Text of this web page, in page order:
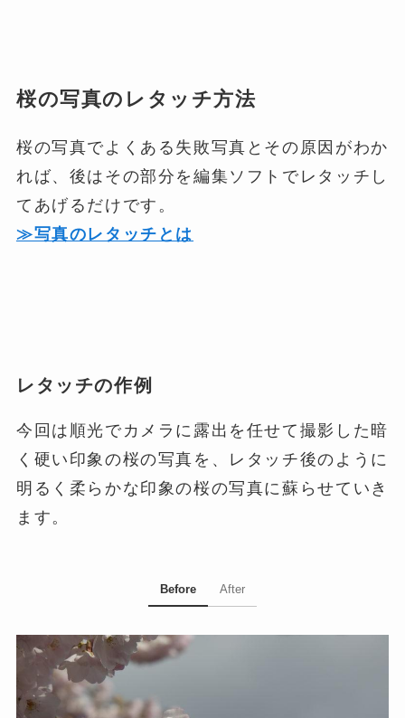
桜の写真のレタッチ方法
桜の写真でよくある失敗写真とその原因がわか
れば、後はその部分を編集ソフトでレタッチし
てあげるだけです。
≫写真のレタッチとは
レタッチの作例
今回は順光でカメラに露出を任せて撮影した暗
く硬い印象の桜の写真を、レタッチ後のように
明るく柔らかな印象の桜の写真に蘇らせていき
ます。
Before After